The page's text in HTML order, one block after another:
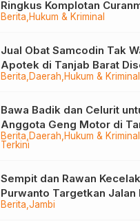
Berita Hukum & Kriminal
Ringkus Komplotan
Tungkal
Berita Daerah Hukum & Kriminal
Jual Obat Samcodin Tak
Apotek di Tanjab Barat
Berita Daerah Hukum & Kriminal
Terkini
Bawa Badik dan Celurit
Anggota Geng Motor di
Diringkus
Berita Jambi
Sempit dan Rawan
Purwanto Targetkan Jalan
Tungkal-Jambi Mulus di